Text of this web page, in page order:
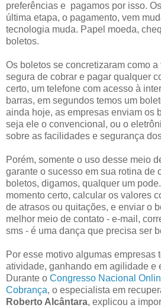
preferências e pagamos por isso.
última etapa, o pagamento, vem
tecnologia muda. Papel moeda,
boletos.
Os boletos se concretizaram como
segura de cobrar e pagar qualquer
certo, um telefone com acesso à
barras, em segundos temos um
ainda hoje, as empresas enviam os
seja ele o convencional, ou o
sobre as facilidades e segurança
Porém, somente o uso desse meio
garante o sucesso em sua rotina de
boletos, digamos, qualquer um
momento certo, calcular os valores
de atrasos ou quitações, e enviar o
melhor meio de contato - e-mail,
sms - é uma dança que precisa ser
Por esse motivo algumas empresas
atividade, ganhando em agilidade e
Durante o Congresso Nacional
Cobrança, o especialista em
Roberto Alcântara, explicou a